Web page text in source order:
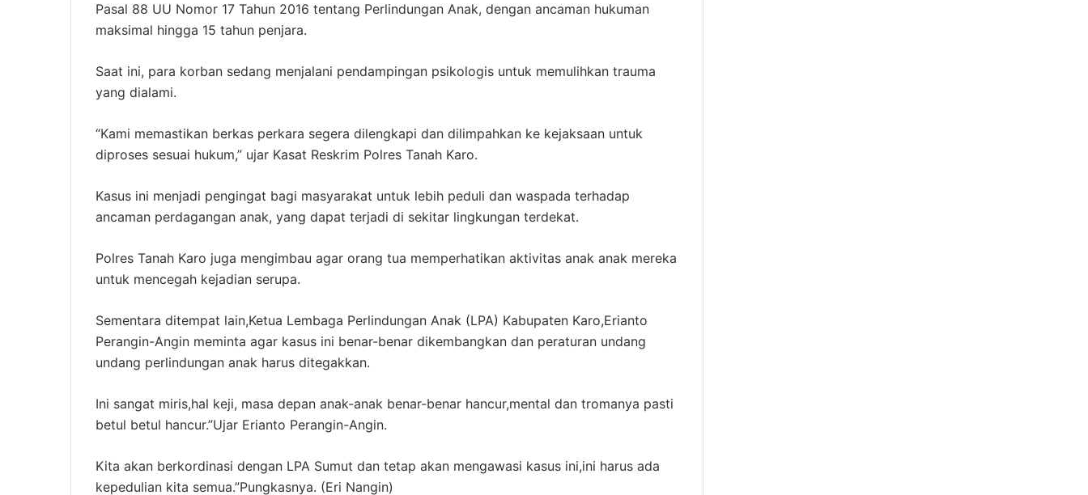
Pasal 88 UU Nomor 17 Tahun 2016 tentang Perlindungan Anak, dengan ancaman hukuman
maksimal hingga 15 tahun penjara.
Saat ini, para korban sedang menjalani pendampingan psikologis untuk memulihkan trauma
yang dialami.
“Kami memastikan berkas perkara segera dilengkapi dan dilimpahkan ke kejaksaan untuk
diproses sesuai hukum,” ujar Kasat Reskrim Polres Tanah Karo.
Kasus ini menjadi pengingat bagi masyarakat untuk lebih peduli dan waspada terhadap
ancaman perdagangan anak, yang dapat terjadi di sekitar lingkungan terdekat.
Polres Tanah Karo juga mengimbau agar orang tua memperhatikan aktivitas anak anak mereka
untuk mencegah kejadian serupa.
Sementara ditempat lain,Ketua Lembaga Perlindungan Anak (LPA) Kabupaten Karo,Erianto
Perangin-Angin meminta agar kasus ini benar-benar dikembangkan dan peraturan undang
undang perlindungan anak harus ditegakkan.
Ini sangat miris,hal keji, masa depan anak-anak benar-benar hancur,mental dan tromanya pasti
betul betul hancur.”Ujar Erianto Perangin-Angin.
Kita akan berkordinasi dengan LPA Sumut dan tetap akan mengawasi kasus ini,ini harus ada
kepedulian kita semua.”Pungkasnya. (Eri Nangin)